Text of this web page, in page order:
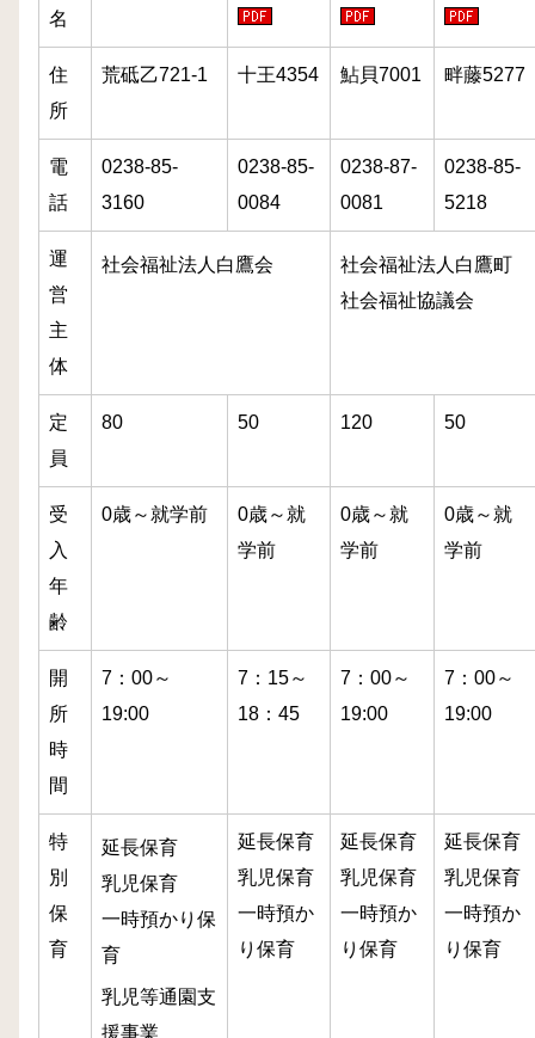
名
住
所
荒砥乙721-1 十王4354 鮎貝7001 畔藤5277
電
話
0238-85-
3160
0238-85-
0084
0238-87-
0081
0238-85-
5218
運
営
主
体
社会福祉法人白鷹会
社会福祉法人白鷹町
社会福祉協議会
定
員
80 50 120 50
受
入
年
齢
0歳～就学前
0歳～就
学前
0歳～就
学前
0歳～就
学前
開
所
時
間
7：00～
19:00
7：15～
18：45
7：00～
19:00
7：00～
19:00
特
別
保
育
延長保育
乳児保育
一時預かり保
育
乳児等通園支
援事業
延長保育
乳児保育
一時預か
り保育
延長保育
乳児保育
一時預か
り保育
延長保育
乳児保育
一時預か
り保育